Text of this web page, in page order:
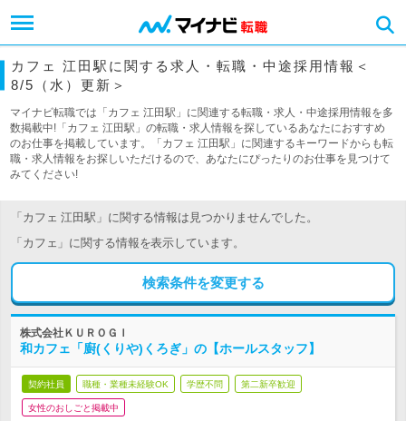
カフェ 江田駅に関する求人・転職・中途採用情報＜
8/5（水）更新＞
マイナビ転職では「カフェ 江田駅」に関連する転職・求人・中途採用情報を多
数掲載中!「カフェ 江田駅」の転職・求人情報を探しているあなたにおすすめ
のお仕事を掲載しています。「カフェ 江田駅」に関連するキーワードからも転
職・求人情報をお探しいただけるので、あなたにぴったりのお仕事を見つけて
みてください!
「カフェ 江田駅」に関する情報は見つかりませんでした。
「カフェ」に関する情報を表示しています。
検索条件を変更する
株式会社ＫＵＲＯＧＩ
和カフェ「廚(くりや)くろぎ」の【ホールスタッフ】
契約社員 職種・業種未経験OK 学歴不問 第二新卒歓迎
女性のおしごと掲載中